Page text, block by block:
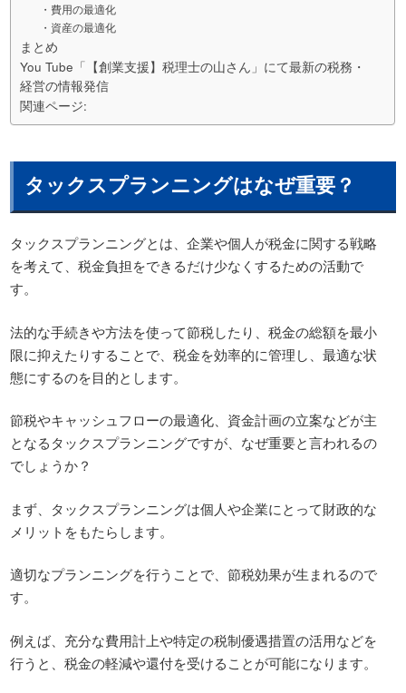
・費用の最適化
・資産の最適化
まとめ
You Tube「【創業支援】税理士の山さん」にて最新の税務・
経営の情報発信
関連ページ:
タックスプランニングはなぜ重要？
タックスプランニングとは、企業や個人が税金に関する戦略
を考えて、税金負担をできるだけ少なくするための活動で
す。
法的な手続きや方法を使って節税したり、税金の総額を最小
限に抑えたりすることで、税金を効率的に管理し、最適な状
態にするのを目的とします。
節税やキャッシュフローの最適化、資金計画の立案などが主
となるタックスプランニングですが、なぜ重要と言われるの
でしょうか？
まず、タックスプランニングは個人や企業にとって財政的な
メリットをもたらします。
適切なプランニングを行うことで、節税効果が生まれるので
す。
例えば、充分な費用計上や特定の税制優遇措置の活用などを
行うと、税金の軽減や還付を受けることが可能になります。